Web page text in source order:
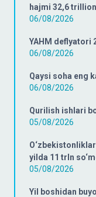
hajmi 32,6
06/08/2026
YAHM deflyatori
06/08/2026
Qaysi soha eng
06/08/2026
Qurilish ishlari
05/08/2026
yilda 11 trln
05/08/2026
Yil boshidan